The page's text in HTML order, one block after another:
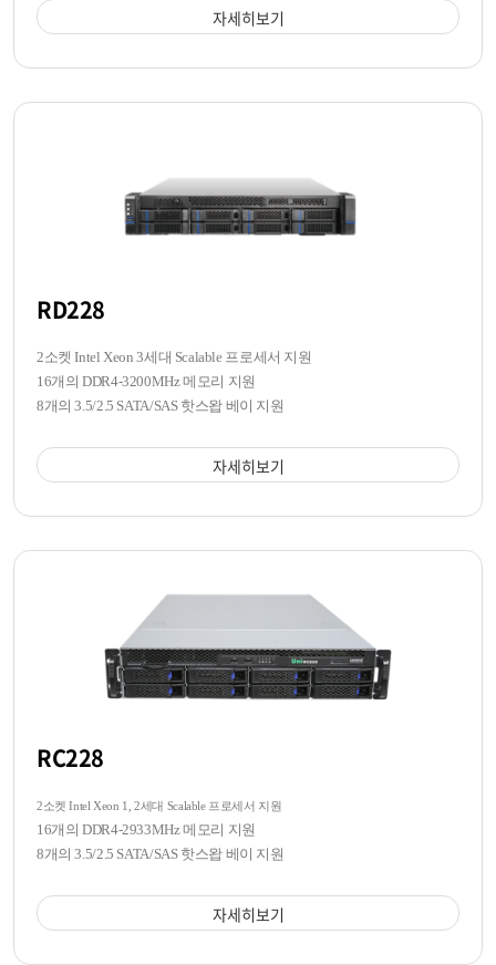
자세히보기
RD228
2소켓 Intel Xeon 3세대 Scalable 프로세서 지원
16개의 DDR4-3200MHz 메모리 지원
8개의 3.5/2.5 SATA/SAS 핫스왑 베이 지원
자세히보기
RC228
2소켓 Intel Xeon 1, 2세대 Scalable 프로세서 지원
16개의 DDR4-2933MHz 메모리 지원
8개의 3.5/2.5 SATA/SAS 핫스왑 베이 지원
자세히보기